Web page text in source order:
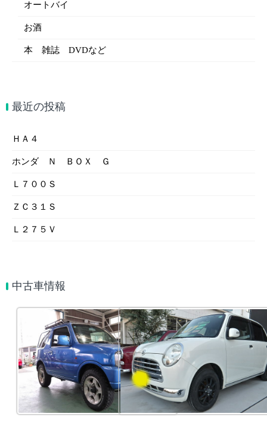
オートバイ
お酒
本 雑誌 DVDなど
最近の投稿
ＨＡ４
ホンダ Ｎ ＢＯＸ Ｇ
Ｌ７００Ｓ
ＺＣ３１Ｓ
Ｌ２７５Ｖ
中古車情報